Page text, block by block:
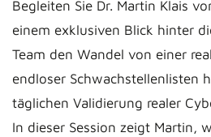
Begleiten Sie Dr. Martin Klais
einem exklusiven Blick hinter
Team den Wandel von einer
endloser Schwachstellenlisten
täglichen Validierung realer
In dieser Session zeigt Martin,